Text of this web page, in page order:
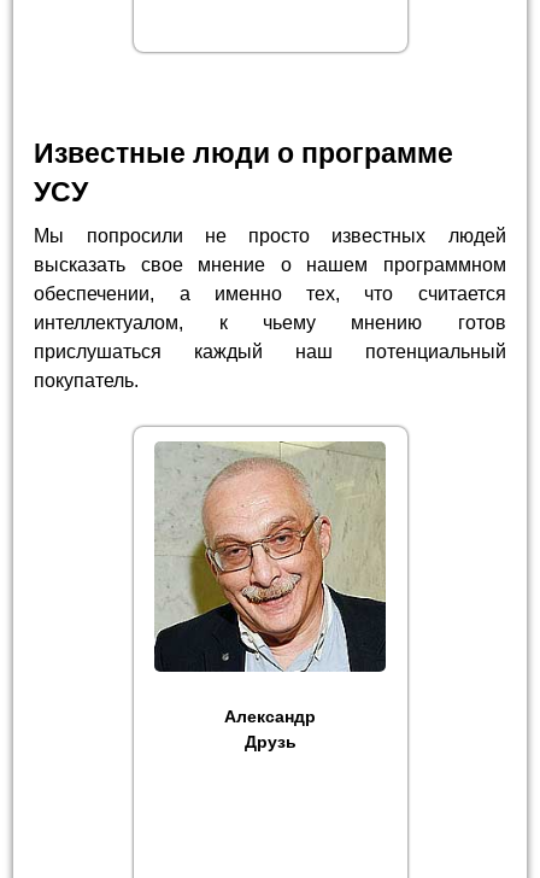
Известные люди о программе
УСУ
Мы попросили не просто известных людей
высказать свое мнение о нашем программном
обеспечении, а именно тех, что считается
интеллектуалом, к чьему мнению готов
прислушаться каждый наш потенциальный
покупатель.
Александр
Друзь